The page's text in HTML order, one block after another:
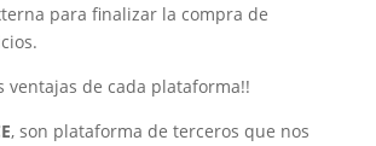
para finalizar la compra de
ventajas de cada plataforma!!
, son plataforma de terceros que nos